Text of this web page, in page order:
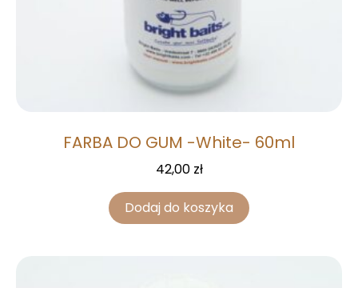
FARBA DO GUM -White- 60ml
42,00 zł
Dodaj do koszyka